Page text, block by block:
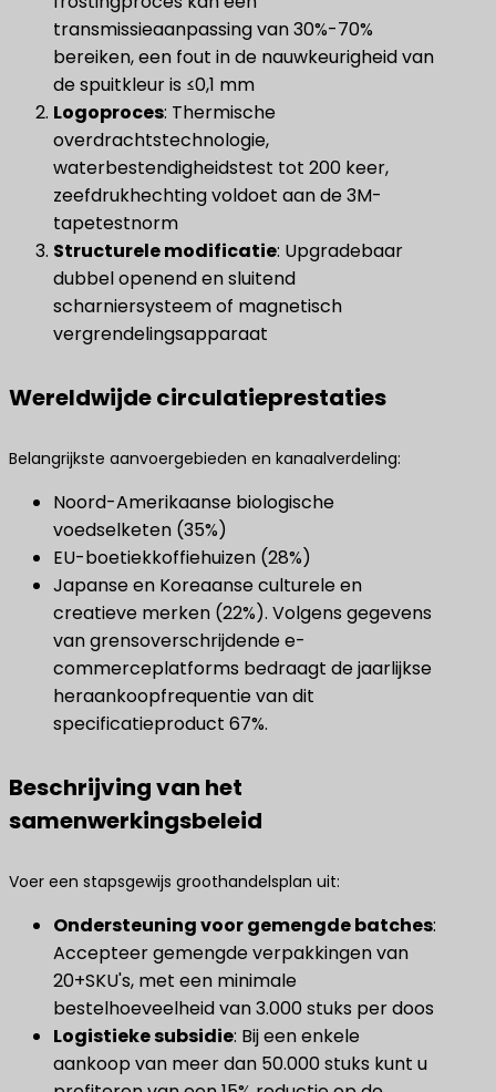
transmissieaanpassing van 30%-70%
bereiken, een fout in de nauwkeurigheid van
de spuitkleur is ≤0,1 mm
Logoproces​: Thermische
overdrachtstechnologie,
waterbestendigheidstest tot 200 keer,
zeefdrukhechting voldoet aan de 3M-
tapetestnorm
Structurele modificatie​: Upgradebaar
dubbel openend en sluitend
scharniersysteem of magnetisch
vergrendelingsapparaat
Wereldwijde circulatieprestaties
Belangrijkste aanvoergebieden en kanaalverdeling:
Noord-Amerikaanse biologische
voedselketen (35%)
EU-boetiekkoffiehuizen (28%)
Japanse en Koreaanse culturele en
creatieve merken (22%). Volgens gegevens
van grensoverschrijdende e-
commerceplatforms bedraagt de jaarlijkse
heraankoopfrequentie van dit
specificatieproduct 67%.
Beschrijving van het
samenwerkingsbeleid
Voer een stapsgewijs groothandelsplan uit:
Ondersteuning voor gemengde batches​:
Accepteer gemengde verpakkingen van
20+SKU's, met een minimale
bestelhoeveelheid van 3.000 stuks per doos
​Logistieke subsidie​​: Bij een enkele
aankoop van meer dan 50.000 stuks kunt u